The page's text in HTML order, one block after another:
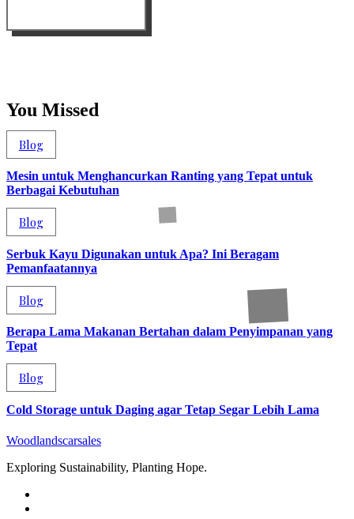
You Missed
Blog
Mesin untuk Menghancurkan Ranting yang Tepat untuk
Berbagai Kebutuhan
Blog
Serbuk Kayu Digunakan untuk Apa? Ini Beragam
Pemanfaatannya
Blog
Berapa Lama Makanan Bertahan dalam Penyimpanan yang
Tepat
Blog
Cold Storage untuk Daging agar Tetap Segar Lebih Lama
Woodlandscarsales
Exploring Sustainability, Planting Hope.